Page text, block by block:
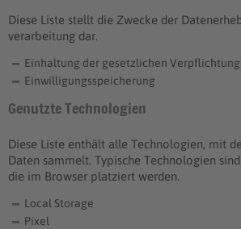
Diese Liste stellt die Zwecke der
verarbeitung dar.
Einhaltung der gesetzlichen
Einwilligungsspeicherung
Genutzte Technologien
Diese Liste enthält alle Technologien, mit
Daten sammelt. Typische Technologien
die im Browser platziert werden.
Local Storage
Pixel